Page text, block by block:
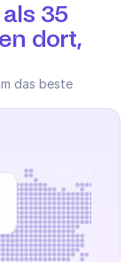
35
dort,
das beste